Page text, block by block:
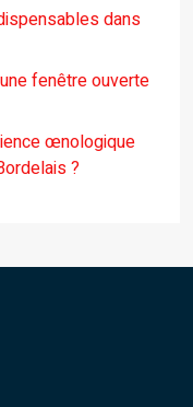
dans
fenêtre ouverte
œnologique
?